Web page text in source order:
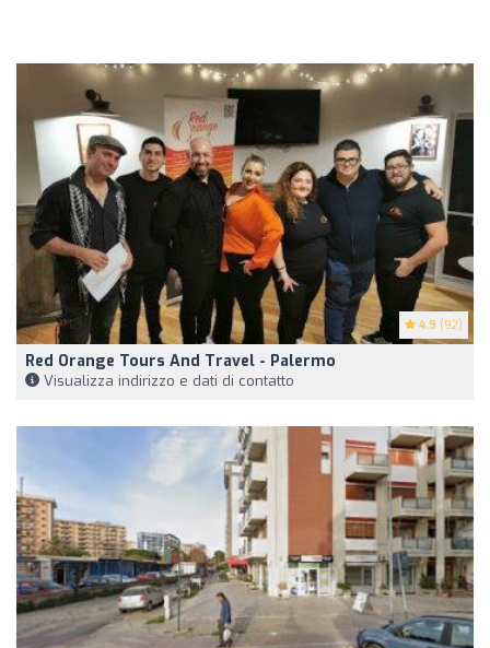
4.9 (92)
Red Orange Tours And Travel - Palermo
Visualizza indirizzo e dati di contatto